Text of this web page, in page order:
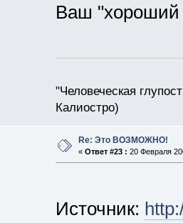
Ваш "хороший
"Человеческая
Калиостро)
Re: Это ВОЗМОЖНО!
« Ответ #23 : 20 Февраля
Источник: